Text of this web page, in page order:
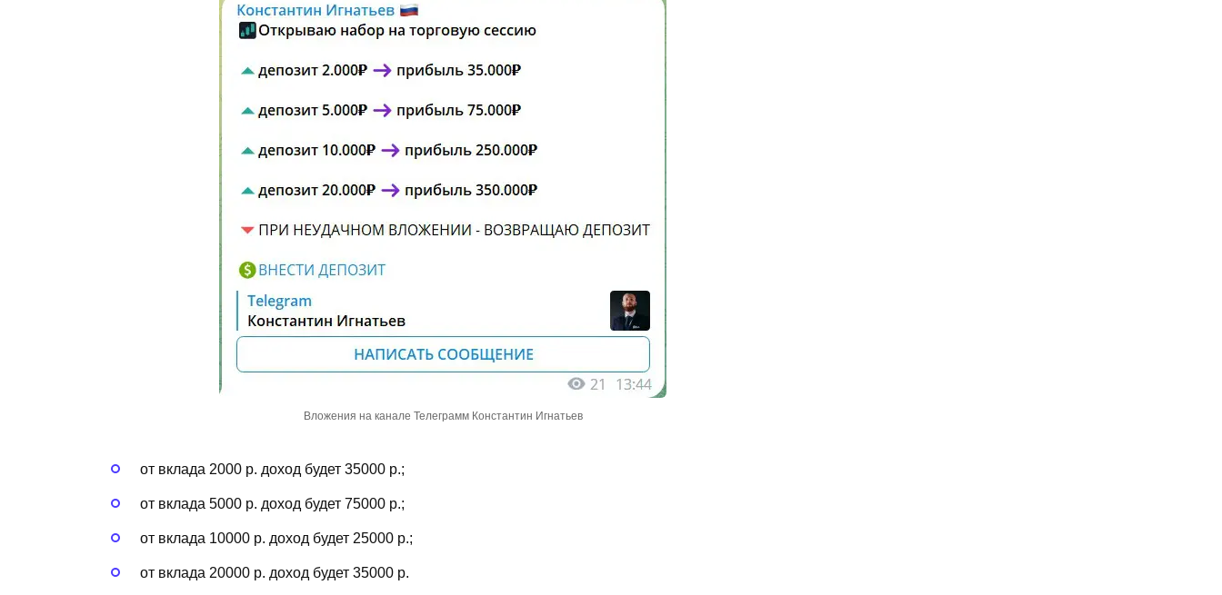
Вложения на канале Телеграмм Константин Игнатьев
от вклада 2000 р. доход будет 35000 р.;
от вклада 5000 р. доход будет 75000 р.;
от вклада 10000 р. доход будет 25000 р.;
от вклада 20000 р. доход будет 35000 р.